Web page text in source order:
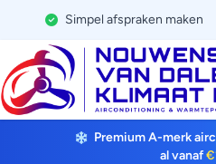
Simpel afspraken maken
Premium A-merk
al vanaf